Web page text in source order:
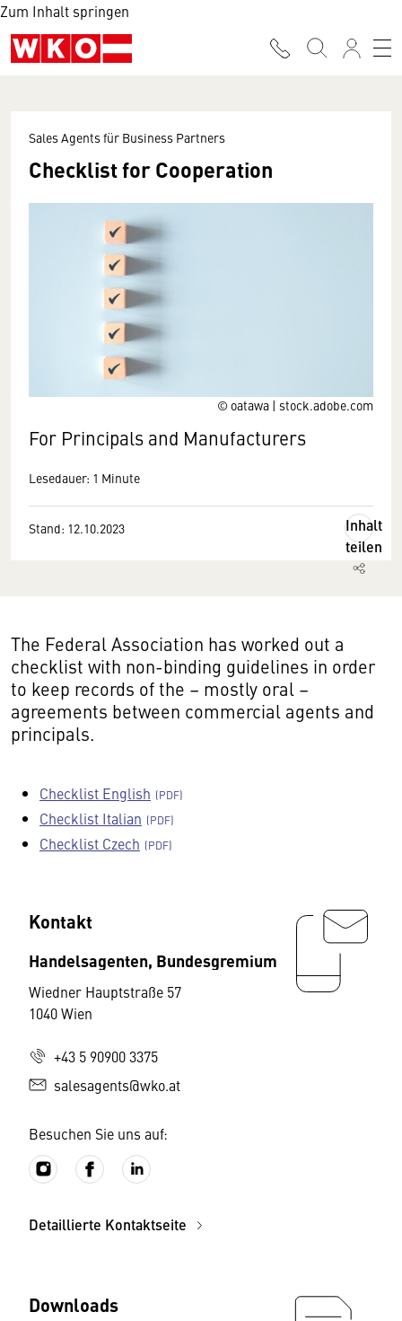
Zum Inhalt springen
© oatawa | stock.adobe.com
Sales Agents für Business Partners
Checklist for Cooperation
For Principals and Manufacturers
Lesedauer: 1 Minute
Stand: 12.10.2023
Inhalt
teilen
The Federal Association has worked out a
checklist with non-binding guidelines in order
to keep records of the – mostly oral –
agreements between commercial agents and
principals.
Checklist English
Checklist Italian
Checklist Czech
Kontakt
Handelsagenten, Bundesgremium
Wiedner Hauptstraße 57
1040 Wien
+43 5 90900 3375
salesagents@wko.at
Besuchen Sie uns auf:
Detaillierte Kontaktseite
Downloads